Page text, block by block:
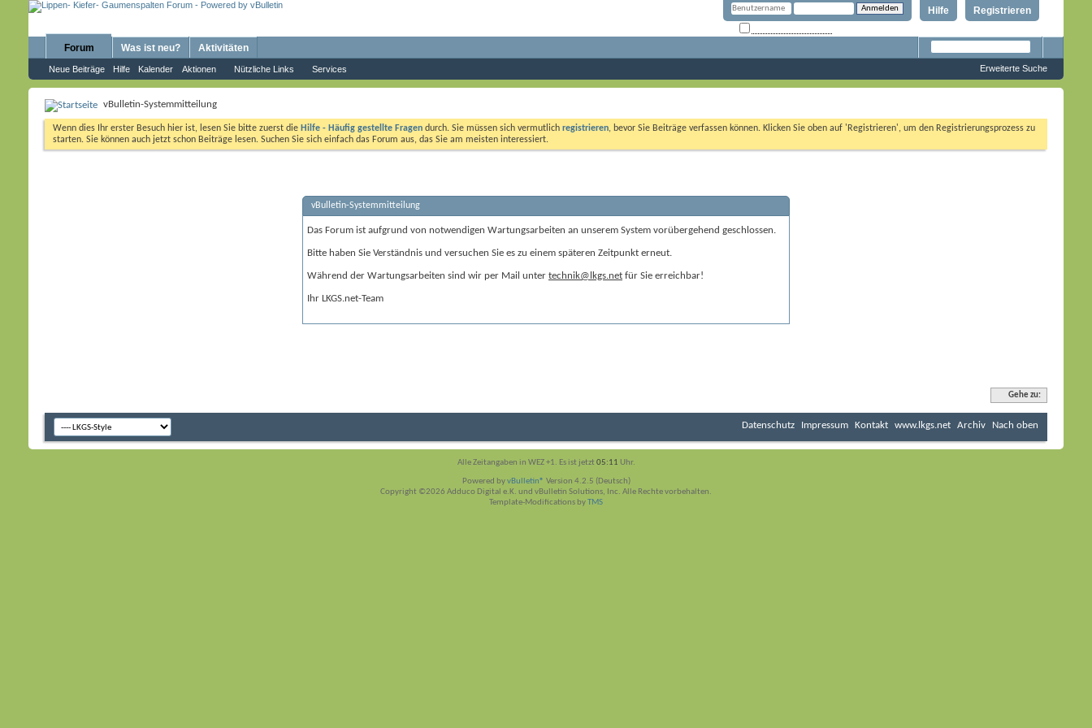
Registrieren
Hilfe
Forum
Neue Beiträge Hilfe Kalender Aktionen Nützliche Links Services
Was ist neu? Aktivitäten
Erweiterte Suche
vBulletin-Systemmitteilung
Wenn dies Ihr erster Besuch hier ist, lesen Sie bitte zuerst die Hilfe - Häufig gestellte Fragen durch. Sie müssen sich vermutlich registrieren, bevor Sie Beiträge verfassen können. Klicken Sie oben auf 'Registrieren', um den Registrierungsprozess zu
starten. Sie können auch jetzt schon Beiträge lesen. Suchen Sie sich einfach das Forum aus, das Sie am meisten interessiert.
vBulletin-Systemmitteilung
Das Forum ist aufgrund von notwendigen Wartungsarbeiten an unserem System vorübergehend geschlossen.
Bitte haben Sie Verständnis und versuchen Sie es zu einem späteren Zeitpunkt erneut.
Während der Wartungsarbeiten sind wir per Mail unter technik@lkgs.net für Sie erreichbar!
Ihr LKGS.net-Team
Gehe zu:
Datenschutz Impressum Kontakt www.lkgs.net Archiv Nach oben
Alle Zeitangaben in WEZ +1. Es ist jetzt05:11 Uhr.
Powered byvBulletin® Version 4.2.5 (Deutsch)
Copyright ©2026 Adduco Digital e.K. und vBulletin Solutions, Inc. Alle Rechte vorbehalten.
Template-Modifications byTMS